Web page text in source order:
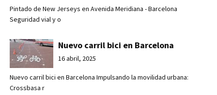
Pintado de New Jerseys en Avenida Meridiana - Barcelona
Seguridad vial y o
Nuevo carril bici en Barcelona
16 abril, 2025
Nuevo carril bici en Barcelona Impulsando la movilidad urbana:
Crossbasa r